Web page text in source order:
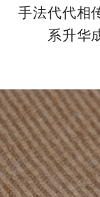
手法代代相
系升华